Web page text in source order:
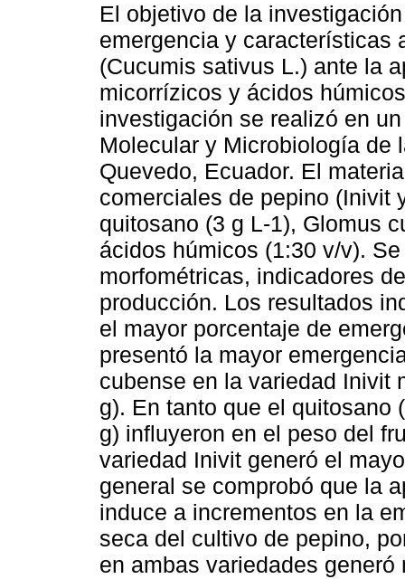
El objetivo de la
emergencia y características
(Cucumis sativus L.) ante la
micorrízicos y ácidos
investigación se realizó en
Molecular y Microbiología de
Quevedo, Ecuador. El
comerciales de pepino (Inivit
quitosano (3 g L-1), Glomus
ácidos húmicos (1:30 v/v).
morfométricas, indicadores
producción. Los resultados
el mayor porcentaje de
presentó la mayor
cubense en la variedad Inivit
g). En tanto que el quitosano
g) influyeron en el peso del
variedad Inivit generó el
general se comprobó que la
induce a incrementos en la
seca del cultivo de pepino,
en ambas variedades generó